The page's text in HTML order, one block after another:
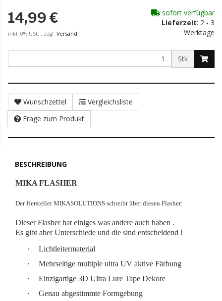
14,99 €
inkl. 0% USt. , zzgl. Versand
sofort verfügbar
Lieferzeit: 2 - 3
Werktage
Stk
Wunschzettel
Vergleichsliste
Frage zum Produkt
BESCHREIBUNG
MIKA FLASHER
Der Hersteller MIKASOLUTIONS schreibt über diesen Flasher:
Dieser Flasher hat einiges was andere auch haben .
Es gibt aber Unterschiede und die sind entscheidend !
·
Lichtleitermaterial
·
Mehrseitige multiple ultra UV aktive Färbung
·
Einzigartige 3D Ultra Lure Tape Dekore
·
Genau abgestimmte Formgebung